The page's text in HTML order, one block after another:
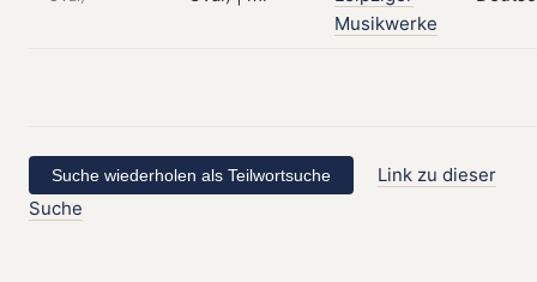
Musikwerke
Link zu dieser
Suche